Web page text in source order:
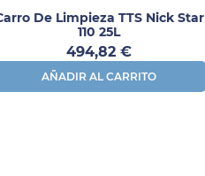
De Limpieza TTS Nick Star
110 25L
Precio
494,82 €
AÑADIR AL CARRITO